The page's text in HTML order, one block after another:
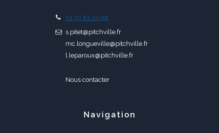
01 53 81 01 98
s.pitet@pitchville.fr
mc.longueville@pitchville.fr
l.leparoux@pitchville.fr
Nous contacter
Navigation